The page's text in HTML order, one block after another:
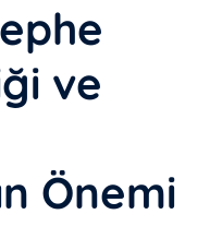
ve
Önemi